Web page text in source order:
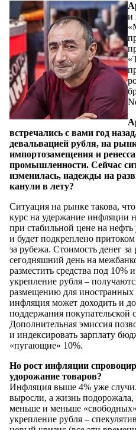
и
встречались с вами год
девальвацией рубля, на
импортозамещения и
промышленности. Сейчас
изменилась, надежды на
канули в лету?
Ситуация на рынке такова,
курс на удержание инфляции
при стабильной цене на
и будет подкреплено
за рубежа. Стоимость денег
сегодняшний день на
разместить средства под 10%
укрепление рубля –
размещению для иностранных
инфляция может доходить и
поддержания покупательской
Дополнительная эмиссия
и индексировать зарплату
«пугающие» 10%.
Но рост инфляции
удорожание товаров?
Инфляция выше 4% уже
выросли, а жизнь подорожала,
меньше и меньше
укрепление рубля –